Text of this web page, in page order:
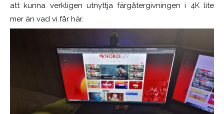
att kunna verkligen utnyttja färgåtergivningen i 4K lite
mer än vad vi får här.